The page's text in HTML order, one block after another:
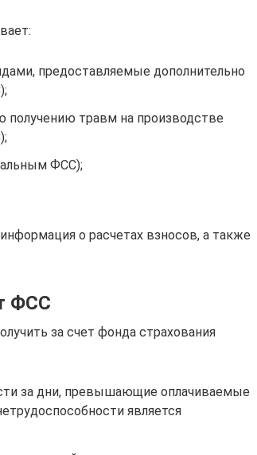
предоставляемые дополнительно
травм на производстве
ФСС);
о расчетах взносов, а также
ФСС
за счет фонда страхования
за дни, превышающие оплачиваемые
является